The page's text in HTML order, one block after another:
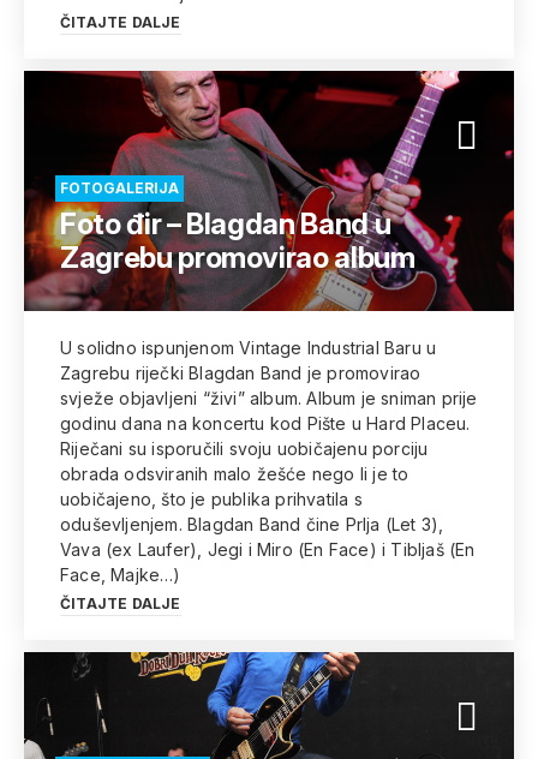
ČITAJTE DALJE
FOTOGALERIJA
Foto đir – Blagdan Band u
Zagrebu promovirao album
U solidno ispunjenom Vintage Industrial Baru u
Zagrebu riječki Blagdan Band je promovirao
svježe objavljeni “živi” album. Album je sniman prije
godinu dana na koncertu kod Pište u Hard Placeu.
Riječani su isporučili svoju uobičajenu porciju
obrada odsviranih malo žešće nego li je to
uobičajeno, što je publika prihvatila s
oduševljenjem. Blagdan Band čine Prlja (Let 3),
Vava (ex Laufer), Jegi i Miro (En Face) i Tibljaš (En
Face, Majke…)
ČITAJTE DALJE